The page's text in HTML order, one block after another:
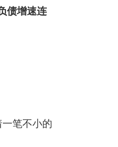
债增速连
笔不小的